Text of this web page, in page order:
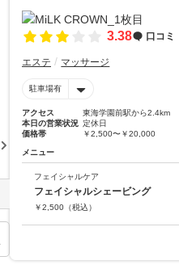
3.38 口コミ
エステ マッサージ
駐車場有
アクセス
東海学園前駅から2.4km
本日の営業状況 定休日
価格帯
￥2,500〜￥20,000
メニュー
フェイシャルケア
フェイシャルシェービング
￥2,500 （税込）